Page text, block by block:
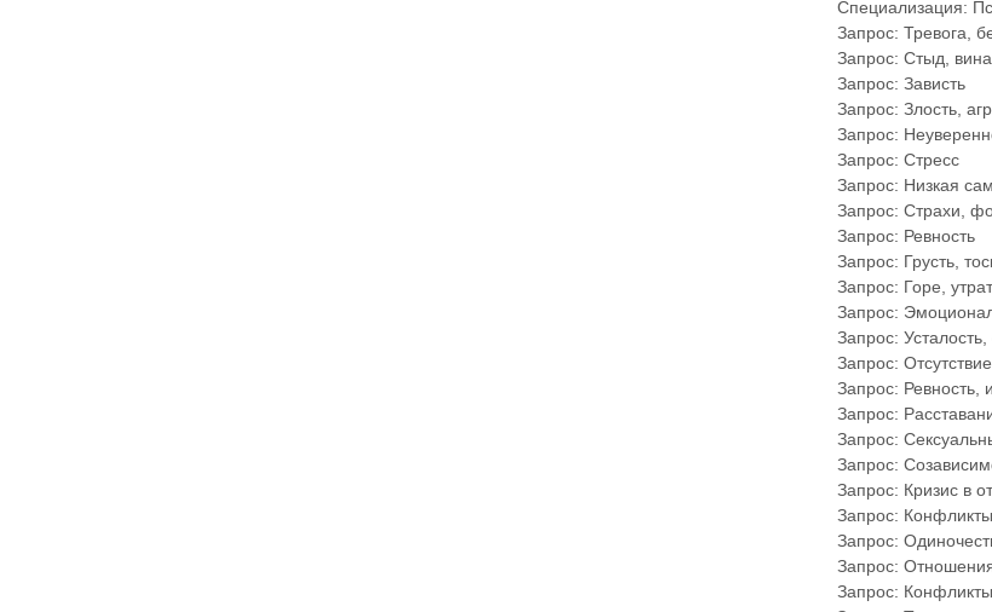
Специализация:
Запрос: Тревога,
Запрос: Стыд, вина
Запрос: Зависть
Запрос: Злость,
Запрос:
Запрос: Стресс
Запрос: Низкая
Запрос: Страхи,
Запрос: Ревность
Запрос: Грусть,
Запрос: Горе,
Запрос:
Запрос: Усталость,
Запрос:
Запрос: Ревность,
Запрос:
Запрос:
Запрос:
Запрос: Кризис в
Запрос:
Запрос:
Запрос:
Запрос: